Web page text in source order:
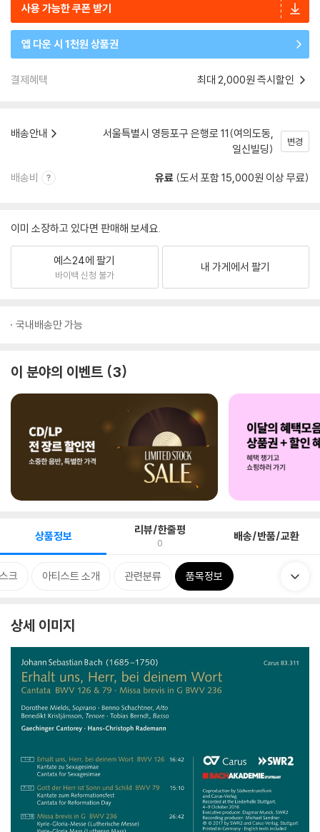
사용 가능한 쿠폰 받기
앱 다운 시 1천원 상품권
결제혜택 최대 2,000원 즉시할인
배송안내
서울특별시 영등포구 은행로 11(여의도동,
일신빌딩)
변경
배송비 유료 (도서 포함 15,000원 이상 무료)
이미 소장하고 있다면 판매해 보세요.
예스24에 팔기
바이백 신청 불가
내 가게에서 팔기
국내배송만 가능
이 분야의 이벤트 3
상품정보 리뷰/한줄평
0 배송/반품/교환
크 아티스트 소개 관련분류 품목정보
상세 이미지